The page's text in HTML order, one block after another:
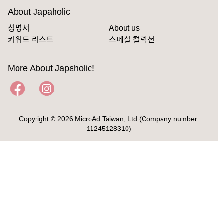
About Japaholic
성명서
About us
키워드 리스트
스페셜 컬렉션
More About Japaholic!
Copyright © 2026 MicroAd Taiwan, Ltd.(Company number:
11245128310)